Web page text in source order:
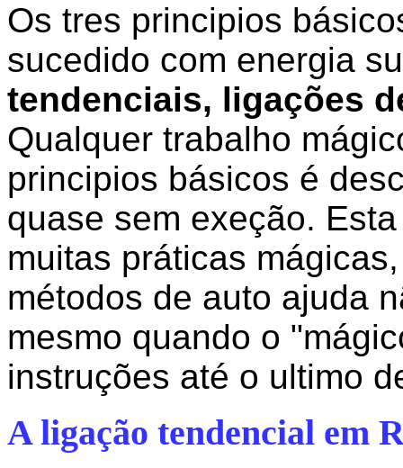
Os tres principios
sucedido com energia
tendenciais, ligações
Qualquer trabalho
principios básicos é
quase sem exeção.
muitas práticas
métodos de auto ajuda
mesmo quando o
instruções até o ultimo
A ligação tendencial em